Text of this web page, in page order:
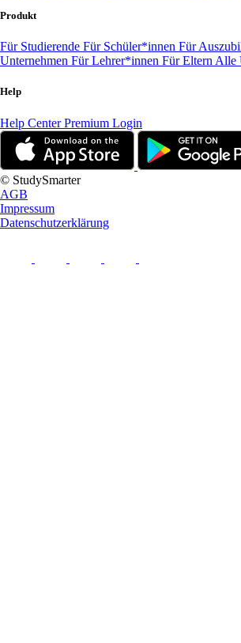
Produkt
Für Studierende Für Schüler*innen Für
Unternehmen Für Lehrer*innen Für Eltern Alle
Help
Help CenterPremium Login
© StudySmarter
AGB
Impressum
Datenschutzerklärung